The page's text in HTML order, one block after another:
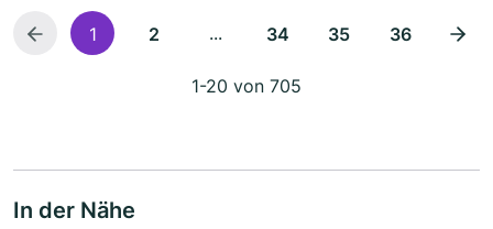
1 2 ... 34 35 36
1-20 von 705
In der Nähe